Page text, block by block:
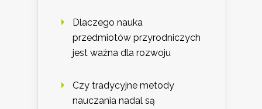
Dlaczego nauka
przedmiotów przyrodniczych
jest ważna dla rozwoju
Czy tradycyjne metody
nauczania nadal są